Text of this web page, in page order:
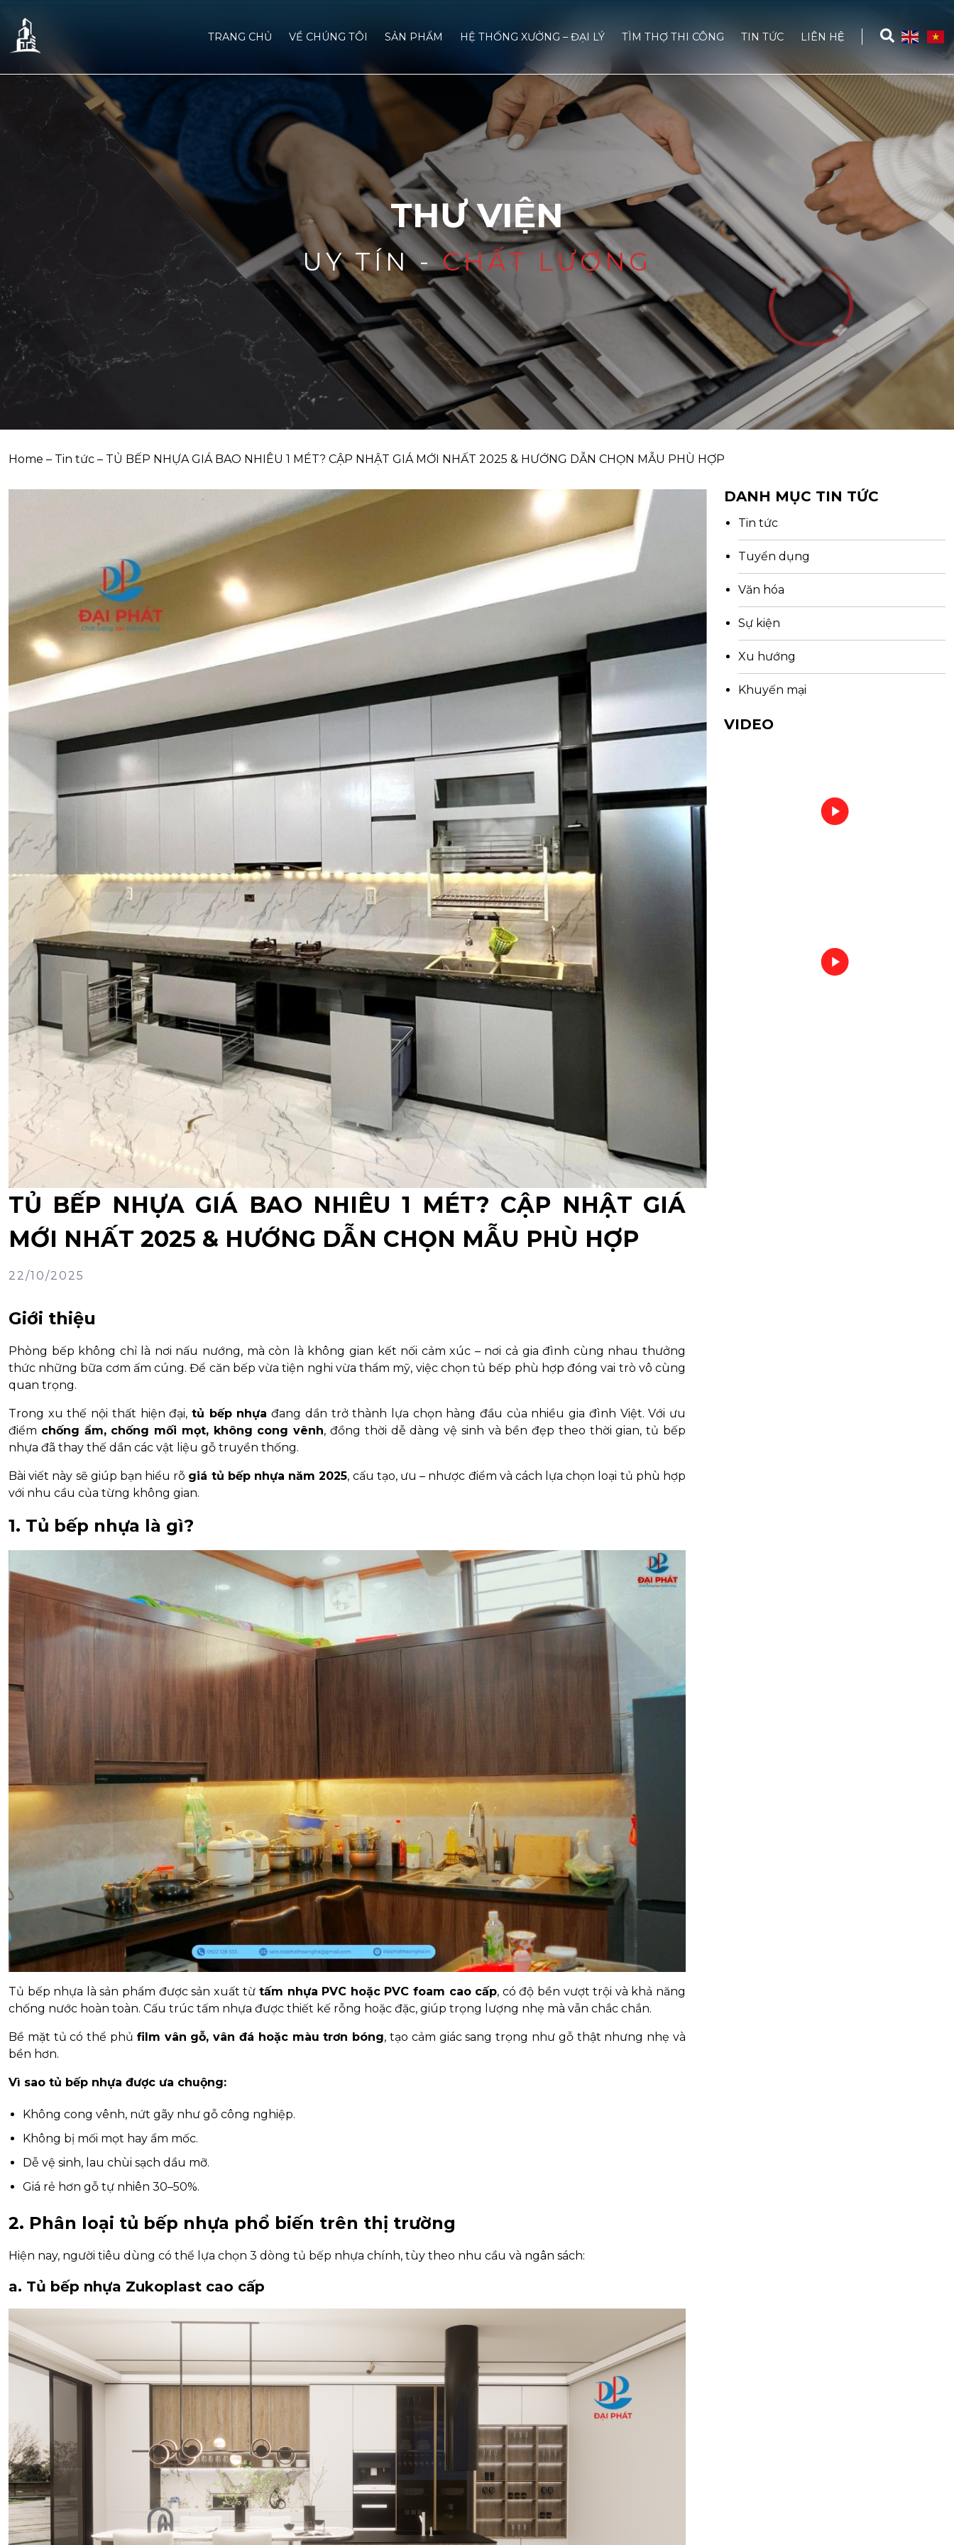
TRANG CHỦ VỀ CHÚNG TÔI SẢN PHẨM HỆ THỐNG XƯỞNG – ĐẠI LÝ TÌM THỢ THI CÔNG TIN TỨC LIÊN HỆ
THƯ VIỆN
UY TÍN -CHẤT LƯỢNG
Home – Tin tức – TỦ BẾP NHỰA GIÁ BAO NHIÊU 1 MÉT? CẬP NHẬT GIÁ MỚI NHẤT 2025 & HƯỚNG DẪN CHỌN MẪU PHÙ HỢP
TỦ BẾP NHỰA GIÁ BAO NHIÊU 1 MÉT? CẬP NHẬT GIÁ
MỚI NHẤT 2025 & HƯỚNG DẪN CHỌN MẪU PHÙ HỢP
22/10/2025
Giới thiệu
Phòng bếp không chỉ là nơi nấu nướng, mà còn là không gian kết nối cảm xúc – nơi cả gia đình cùng nhau thưởng
thức những bữa cơm ấm cúng. Để căn bếp vừa tiện nghi vừa thẩm mỹ, việc chọn tủ bếp phù hợp đóng vai trò vô cùng
quan trọng.
Trong xu thế nội thất hiện đại, tủ bếp nhựa đang dần trở thành lựa chọn hàng đầu của nhiều gia đình Việt. Với ưu
điểm chống ẩm, chống mối mọt, không cong vênh, đồng thời dễ dàng vệ sinh và bền đẹp theo thời gian, tủ bếp
nhựa đã thay thế dần các vật liệu gỗ truyền thống.
Bài viết này sẽ giúp bạn hiểu rõ giá tủ bếp nhựa năm 2025, cấu tạo, ưu – nhược điểm và cách lựa chọn loại tủ phù hợp
với nhu cầu của từng không gian.
1. Tủ bếp nhựa là gì?
Tủ bếp nhựa là sản phẩm được sản xuất từ tấm nhựa PVC hoặc PVC foam cao cấp, có độ bền vượt trội và khả năng
chống nước hoàn toàn. Cấu trúc tấm nhựa được thiết kế rỗng hoặc đặc, giúp trọng lượng nhẹ mà vẫn chắc chắn.
Bề mặt tủ có thể phủ film vân gỗ, vân đá hoặc màu trơn bóng, tạo cảm giác sang trọng như gỗ thật nhưng nhẹ và
bền hơn.
Vì sao tủ bếp nhựa được ưa chuộng:
Không cong vênh, nứt gãy như gỗ công nghiệp.
Không bị mối mọt hay ẩm mốc.
Dễ vệ sinh, lau chùi sạch dầu mỡ.
Giá rẻ hơn gỗ tự nhiên 30–50%.
2. Phân loại tủ bếp nhựa phổ biến trên thị trường
Hiện nay, người tiêu dùng có thể lựa chọn 3 dòng tủ bếp nhựa chính, tùy theo nhu cầu và ngân sách:
a. Tủ bếp nhựa Zukoplast cao cấp
DANH MỤC TIN TỨC
Tin tức
Tuyển dụng
Văn hóa
Sự kiện
Xu hướng
Khuyến mại
VIDEO